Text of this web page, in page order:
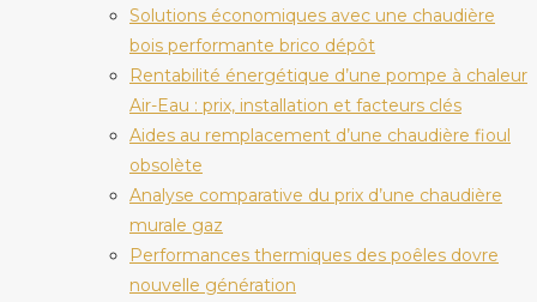
Solutions économiques avec une chaudière
bois performante brico dépôt
Rentabilité énergétique d’une pompe à chaleur
Air-Eau : prix, installation et facteurs clés
Aides au remplacement d’une chaudière fioul
obsolète
Analyse comparative du prix d’une chaudière
murale gaz
Performances thermiques des poêles dovre
nouvelle génération